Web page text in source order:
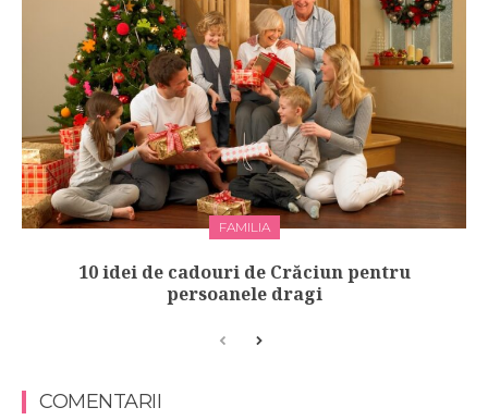
FAMILIA
10 idei de cadouri de Crăciun pentru
persoanele dragi
COMENTARII